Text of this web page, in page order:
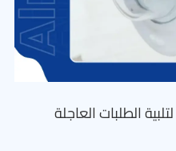
الطلبات العاجلة